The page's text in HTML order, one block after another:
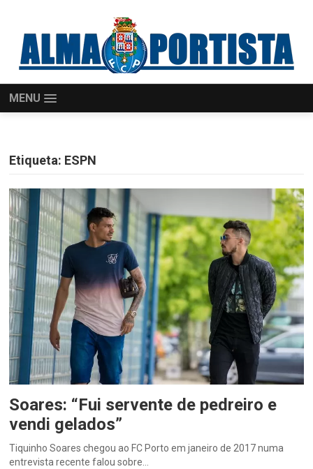
MENU
Etiqueta: ESPN
Soares: “Fui servente de pedreiro e
vendi gelados”
Tiquinho Soares chegou ao FC Porto em janeiro de 2017 numa
entrevista recente falou sobre…